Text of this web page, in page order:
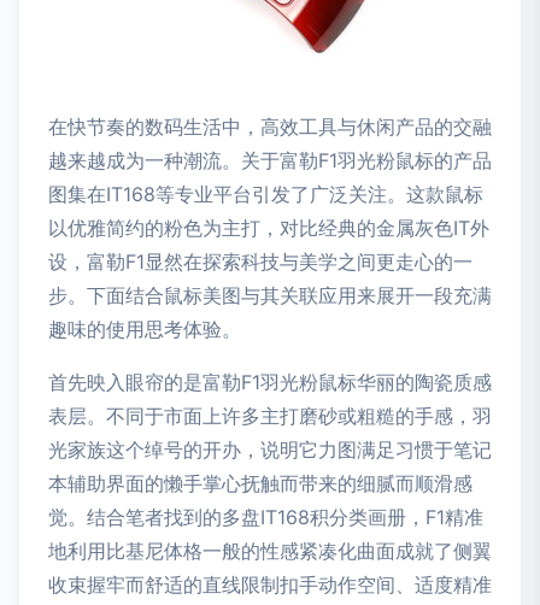
在快节奏的数码生活中，高效工具与休闲产品的交融
越来越成为一种潮流。关于富勒F1羽光粉鼠标的产品
图集在IT168等专业平台引发了广泛关注。这款鼠标
以优雅简约的粉色为主打，对比经典的金属灰色IT外
设，富勒F1显然在探索科技与美学之间更走心的一
步。下面结合鼠标美图与其关联应用来展开一段充满
趣味的使用思考体验。
首先映入眼帘的是富勒F1羽光粉鼠标华丽的陶瓷质感
表层。不同于市面上许多主打磨砂或粗糙的手感，羽
光家族这个绰号的开办，说明它力图满足习惯于笔记
本辅助界面的懒手掌心抚触而带来的细腻而顺滑感
觉。结合笔者找到的多盘IT168积分类画册，F1精准
地利用比基尼体格一般的性感紧凑化曲面成就了侧翼
收束握牢而舒适的直线限制扣手动作空间、适度精准